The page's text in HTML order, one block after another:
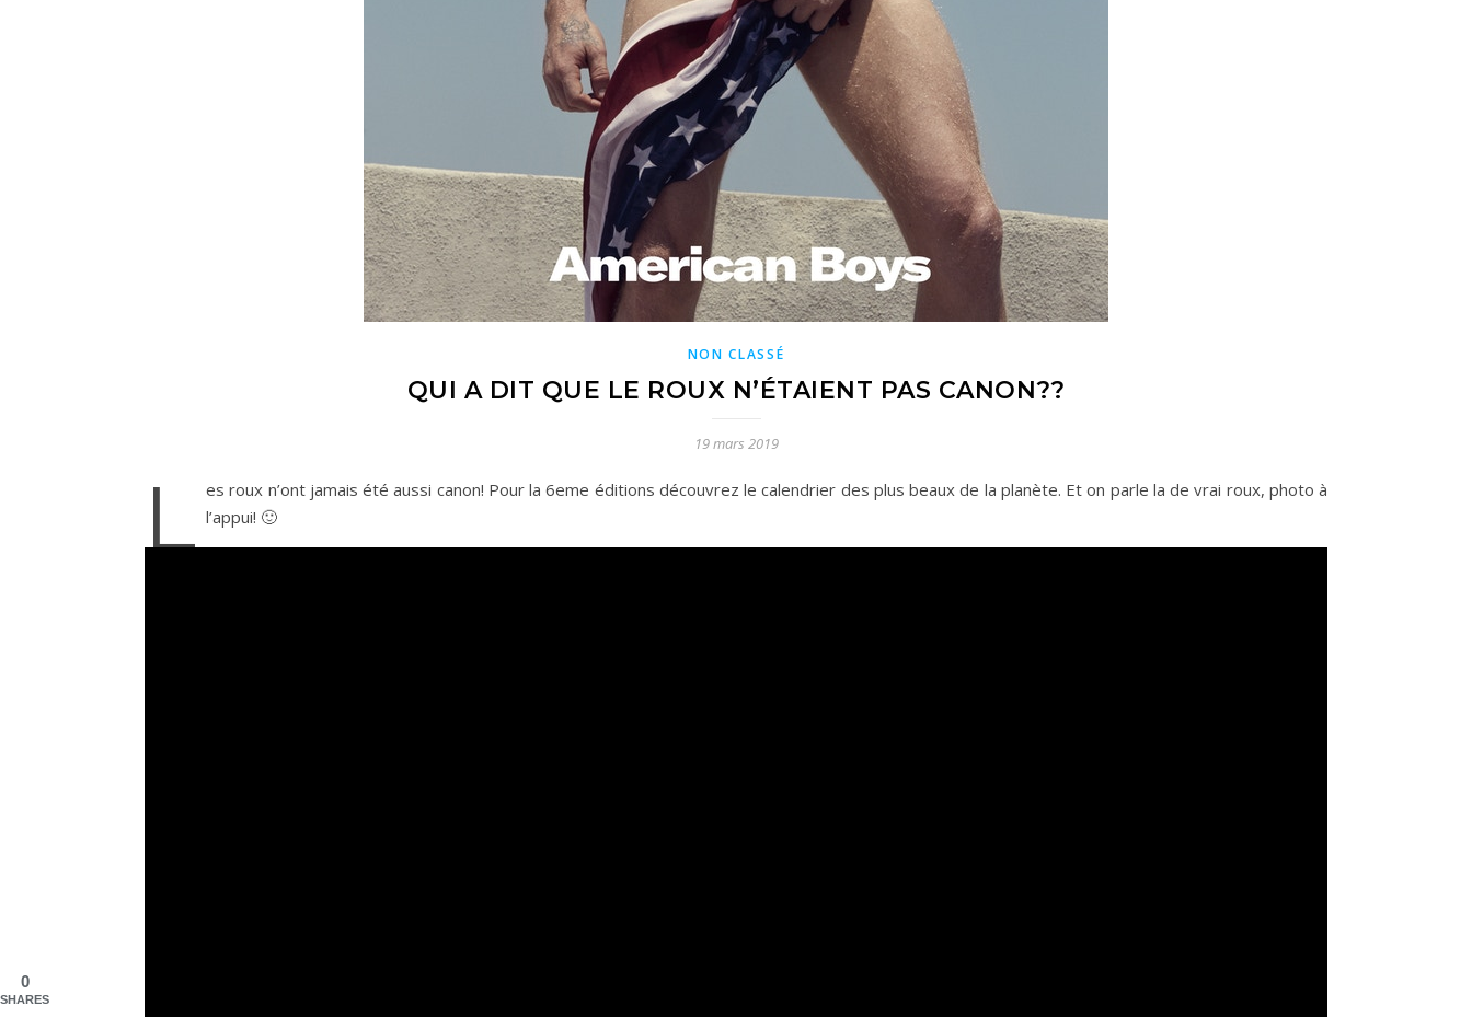
NON CLASSÉ
QUI A DIT QUE LE ROUX N’ÉTAIENT PAS CANON??
19 mars 2019
L es roux n’ont jamais été aussi canon! Pour la 6eme éditions découvrez le calendrier des plus beaux de la planète. Et on parle la de vrai roux, photo à
l’appui! 🙂
0
SHARES